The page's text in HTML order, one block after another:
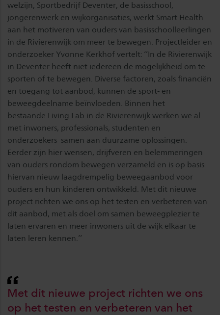
welzijn, Sportbedrijf Deventer, de basisschool,
jongerenwerk en wijkorganisaties, werkt Smart Health
aan het motiveren van ouders van basisschoolleerlingen
in de Rivierenwijk om meer te bewegen. Projectleider en
onderzoeker Yvonne Kerkhof vertelt: ‘’In de Rivierenwijk
in Deventer heeft niet iedereen de mogelijkheid om te
sporten of te bewegen. Diverse factoren, zoals financiën
en toegang tot aanbod, kunnen de sport- en
beweegdeelname beïnvloeden. Binnen het
bestaande Living Lab in de Rivierenwijk werken we al
met inwoners, professionals, studenten en
onderzoekers samen aan duurzame oplossingen.
Eerder zijn hier wensen, drijfveren en belemmeringen
van ouders rondom bewegen verzameld en is op basis
hiervan nieuw laagdrempelig beweegaanbod voor
ouders en hun kinderen ontwikkeld. Met dit nieuwe
project richten we ons op het testen en verbeteren van
dit aanbod, met als doel om samen beweegplezier te
laten ervaren en meer inwoners uit de wijk elkaar te
laten leren kennen.’’
Met dit nieuwe project richten we ons
op het testen en verbeteren van het